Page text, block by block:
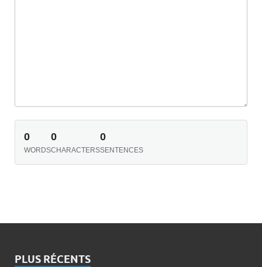
0
WORDS
0
CHARACTERS
0
SENTENCES
PLUS RÉCENTS